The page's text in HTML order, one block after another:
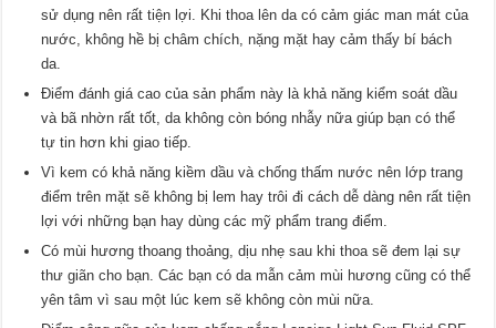
sử dụng nên rất tiện lợi. Khi thoa lên da có cảm giác man mát của
nước, không hề bị châm chích, nặng mặt hay cảm thấy bí bách
da.
Điểm đánh giá cao của sản phẩm này là khả năng kiểm soát dầu
và bã nhờn rất tốt, da không còn bóng nhẫy nữa giúp bạn có thể
tự tin hơn khi giao tiếp.
Vì kem có khả năng kiềm dầu và chống thấm nước nên lớp trang
điểm trên mặt sẽ không bị lem hay trôi đi cách dễ dàng nên rất tiện
lợi với những bạn hay dùng các mỹ phẩm trang điểm.
Có mùi hương thoang thoảng, dịu nhẹ sau khi thoa sẽ đem lại sự
thư giãn cho bạn. Các bạn có da mẫn cảm mùi hương cũng có thể
yên tâm vì sau một lúc kem sẽ không còn mùi nữa.